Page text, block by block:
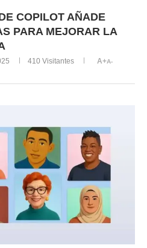
COPILOT AÑADE
PARA MEJORAR LA
410 Visitantes A+A-